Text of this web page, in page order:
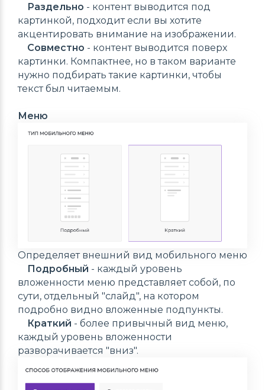
Раздельно - контент выводится под
картинкой, подходит если вы хотите
акцентировать внимание на изображении.
Совместно - контент выводится поверх
картинки. Компактнее, но в таком варианте
нужно подбирать такие картинки, чтобы
текст был читаемым.
Меню
Определяет внешний вид мобильного меню
Подробный - каждый уровень
вложенности меню представляет собой, по
сути, отдельный "слайд", на котором
подробно видно вложенные подпункты.
Краткий - более привычный вид меню,
каждый уровень вложенности
разворачивается "вниз".